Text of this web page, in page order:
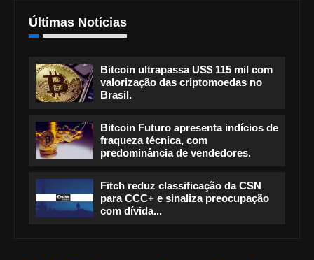
Últimas Notícias
Bitcoin ultrapassa US$ 115 mil com
valorização das criptomoedas no
Brasil.
Bitcoin Futuro apresenta indícios de
fraqueza técnica, com
predominância de vendedores.
Fitch reduz classificação da CSN
para CCC+ e sinaliza preocupação
com dívida...